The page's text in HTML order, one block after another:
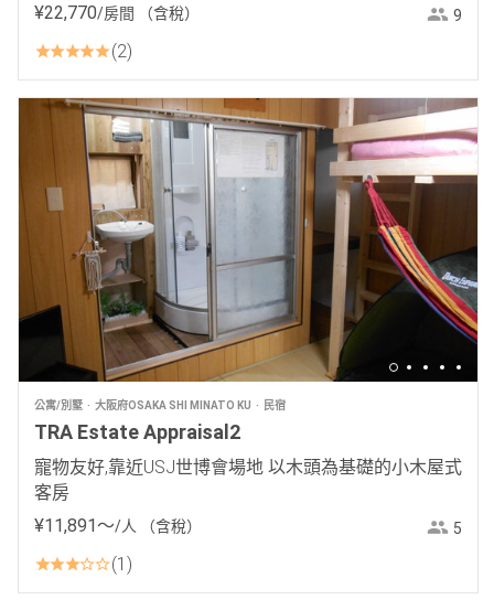
¥22,770/房間 （含稅） 9
2
公寓/別墅 大阪府OSAKA SHI MINATO KU 民宿
TRA Estate Appraisal2
寵物友好,靠近USJ世博會場地 以木頭為基礎的小木屋式
客房
¥11,891〜/人 （含稅） 5
1